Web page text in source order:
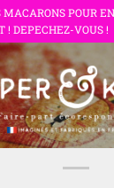
POUR
! DEPECHEZ-VOUS !